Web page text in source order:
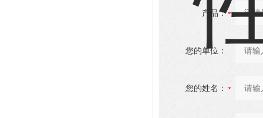
产品：
您的单位：
您的姓名：